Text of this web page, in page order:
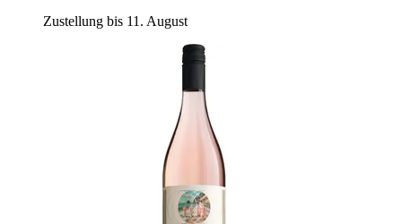
Zustellung bis 11. August